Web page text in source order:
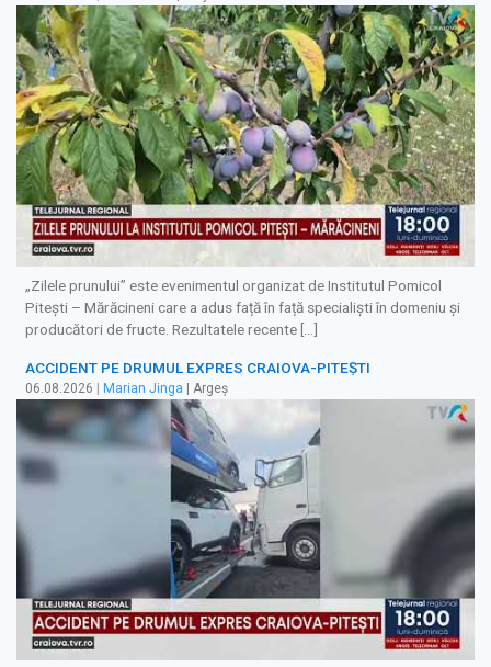
„Zilele prunului” este evenimentul organizat de Institutul Pomicol
Pitești – Mărăcineni care a adus față în față specialiști în domeniu și
producători de fructe. Rezultatele recente […]
ACCIDENT PE DRUMUL EXPRES CRAIOVA-PITEȘTI
06.08.2026 Marian Jinga | Argeș